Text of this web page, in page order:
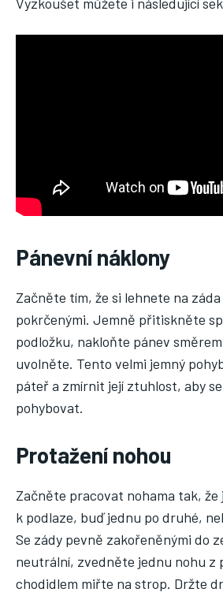
Pánevní náklony
Začněte tím, že si lehnete na
pokrčenými. Jemně přitiskněte
podložku, nakloňte pánev
uvolněte. Tento velmi jemný
páteř a zmírnit její ztuhlost, aby
pohybovat.
Protažení nohou
Začněte pracovat nohama tak, že
k podlaze, buď jednu po druhé,
Se zády pevně zakořeněnými do
neutrální, zvedněte jednu nohu z
chodidlem miřte na strop. Držte